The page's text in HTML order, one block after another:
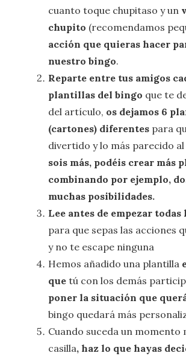
cuanto toque chupitaso y un
chupito (recomendamos
acción que quieras hacer
nuestro bingo.
Reparte entre tus amigos
plantillas del bingo que te
del artículo, os dejamos 6
(cartones) diferentes para
divertido y lo más parecido
sois más, podéis crear más
combinando por ejemplo,
muchas posibilidades.
Lee antes de empezar todas
para que sepas las acciones
y no te escape ninguna
Hemos añadido una plantilla
que tú con los demás
poner la situación que
bingo quedará más
Cuando suceda un momento
casilla, haz lo que hayas